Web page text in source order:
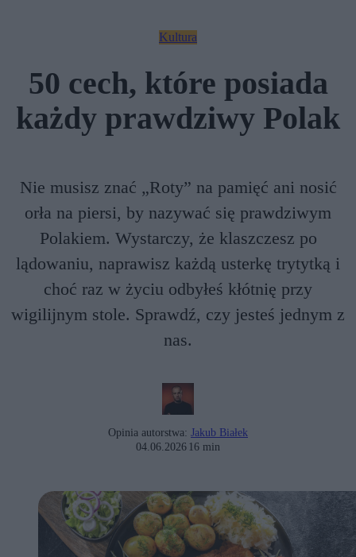
Kultura
50 cech, które posiada
każdy prawdziwy Polak
Nie musisz znać „Roty” na pamięć ani nosić
orła na piersi, by nazywać się prawdziwym
Polakiem. Wystarczy, że klaszczesz po
lądowaniu, naprawisz każdą usterkę trytytką i
choć raz w życiu odbyłeś kłótnię przy
wigilijnym stole. Sprawdź, czy jesteś jednym z
nas.
Opinia autorstwa: Jakub Białek
04.06.2026 16 min